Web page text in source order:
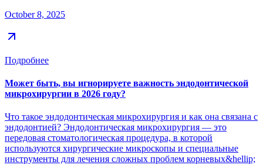
October 8, 2025
Подробнее
Может быть, вы игнорируете важность эндодонтической
микрохирургии в 2026 году?
Что такое эндодонтическая микрохирургия и как она связана с
эндодонтией? Эндодонтическая микрохирургия — это
передовая стоматологическая процедура, в которой
используются хирургические микроскопы и специальные
инструменты для лечения сложных проблем корневых&hellip;